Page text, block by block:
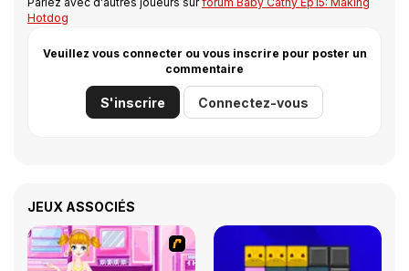
Hotdog
Veuillez vous connecter ou vous inscrire pour poster un
commentaire
S'inscrire Connectez-vous
JEUX ASSOCIÉS